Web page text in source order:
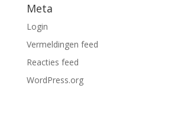
Meta
Login
Vermeldingen feed
Reacties feed
WordPress.org